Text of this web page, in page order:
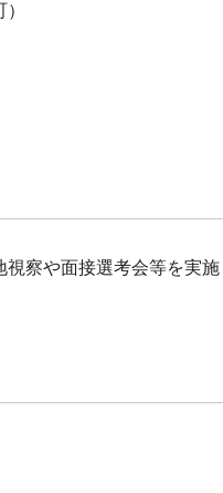
察や面接選考会等を実